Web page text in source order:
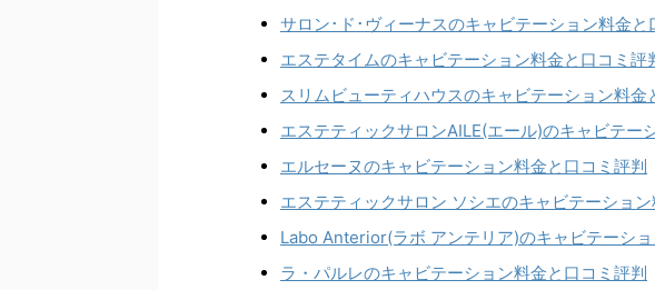
サロン･ド･ヴィーナスのキャビテーション料金と
エステタイムのキャビテーション料金と口コミ評
スリムビューティハウスのキャビテーション料金
エステティックサロンAILE(エール)のキャビテー
エルセーヌのキャビテーション料金と口コミ評判
エステティックサロン ソシエのキャビテーショ
Labo Anterior(ラボ アンテリア)のキャビテーシ
ラ・パルレのキャビテーション料金と口コミ評判